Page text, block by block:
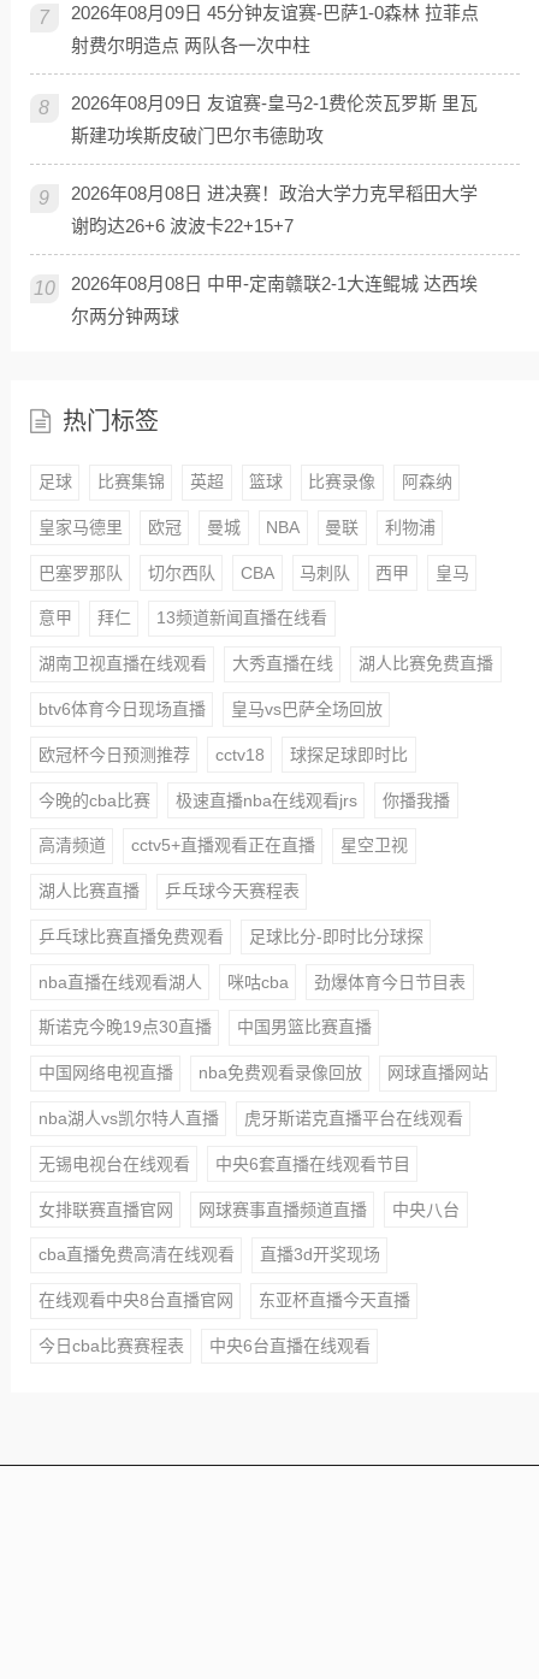
7
2026年08月09日 45分钟友谊赛-巴萨1-0森林 拉菲点
射费尔明造点 两队各一次中柱
8
2026年08月09日 友谊赛-皇马2-1费伦茨瓦罗斯 里瓦
斯建功埃斯皮破门巴尔韦德助攻
9
2026年08月08日 进决赛！政治大学力克早稻田大学
谢昀达26+6 波波卡22+15+7
10
2026年08月08日 中甲-定南赣联2-1大连鲲城 达西埃
尔两分钟两球
热门标签
足球 比赛集锦 英超 篮球 比赛录像 阿森纳
皇家马德里 欧冠 曼城 NBA 曼联 利物浦
巴塞罗那队 切尔西队 CBA 马刺队 西甲 皇马
意甲 拜仁 13频道新闻直播在线看
湖南卫视直播在线观看 大秀直播在线 湖人比赛免费直播
btv6体育今日现场直播 皇马vs巴萨全场回放
欧冠杯今日预测推荐 cctv18 球探足球即时比
今晚的cba比赛 极速直播nba在线观看jrs 你播我播
高清频道 cctv5+直播观看正在直播 星空卫视
湖人比赛直播 乒乓球今天赛程表
乒乓球比赛直播免费观看 足球比分-即时比分球探
nba直播在线观看湖人 咪咕cba 劲爆体育今日节目表
斯诺克今晚19点30直播 中国男篮比赛直播
中国网络电视直播 nba免费观看录像回放 网球直播网站
nba湖人vs凯尔特人直播 虎牙斯诺克直播平台在线观看
无锡电视台在线观看 中央6套直播在线观看节目
女排联赛直播官网 网球赛事直播频道直播 中央八台
cba直播免费高清在线观看 直播3d开奖现场
在线观看中央8台直播官网 东亚杯直播今天直播
今日cba比赛赛程表 中央6台直播在线观看